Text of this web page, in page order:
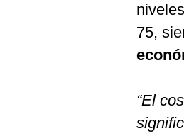
75,
“El